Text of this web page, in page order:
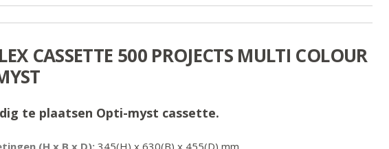
CASSETTE 500 PROJECTS MULTI COLOUR
te plaatsen Opti-myst cassette.